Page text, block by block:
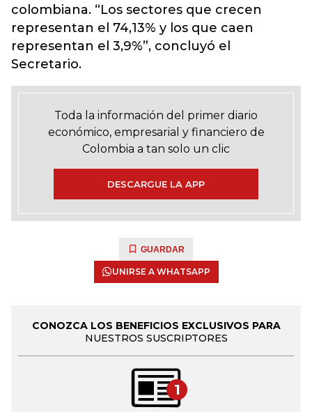
colombiana. “Los sectores que crecen
representan el 74,13% y los que caen
representan el 3,9%”, concluyó el
Secretario.
Toda la información del primer diario
económico, empresarial y financiero de
Colombia a tan solo un clic
DESCARGUE LA APP
GUARDAR
UNIRSE A WHATSAPP
CONOZCA LOS BENEFICIOS EXCLUSIVOS PARA
NUESTROS SUSCRIPTORES
1